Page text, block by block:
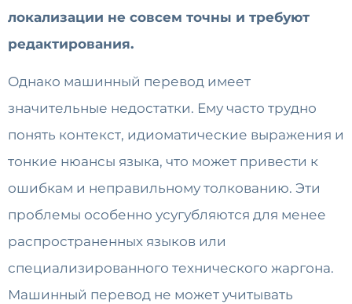
локализации не совсем точны и требуют
редактирования.
Однако машинный перевод имеет
значительные недостатки. Ему часто трудно
понять контекст, идиоматические выражения и
тонкие нюансы языка, что может привести к
ошибкам и неправильному толкованию. Эти
проблемы особенно усугубляются для менее
распространенных языков или
специализированного технического жаргона.
Машинный перевод не может учитывать